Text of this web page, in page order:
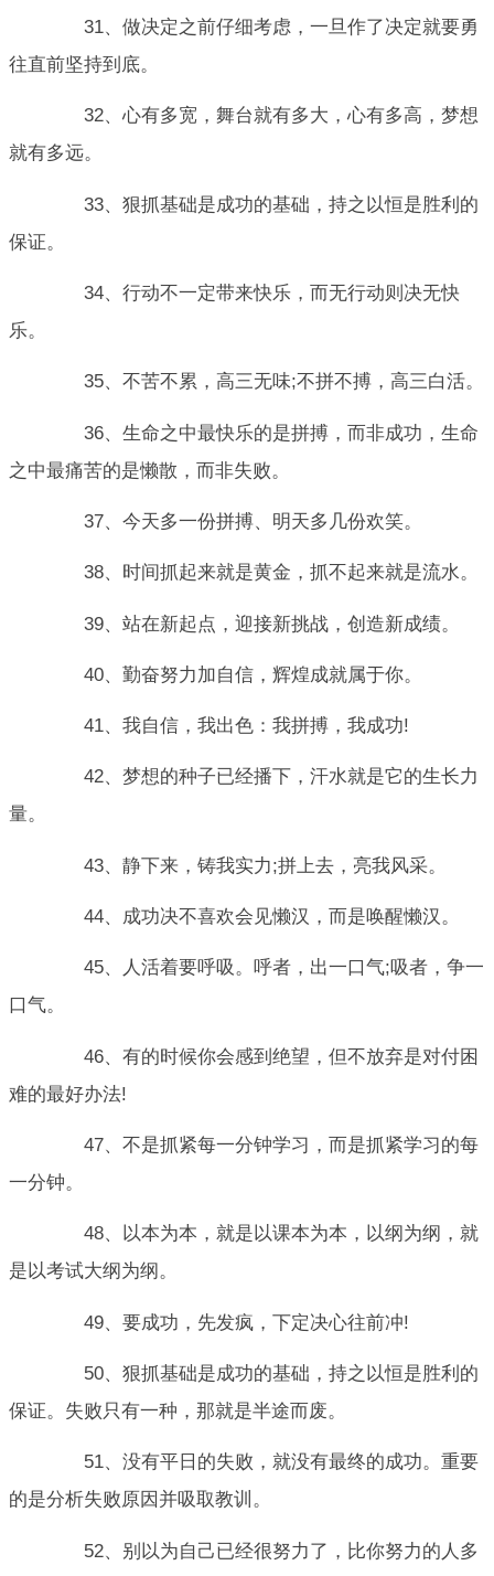
31、做决定之前仔细考虑，一旦作了决定就要勇
往直前坚持到底。
32、心有多宽，舞台就有多大，心有多高，梦想
就有多远。
33、狠抓基础是成功的基础，持之以恒是胜利的
保证。
34、行动不一定带来快乐，而无行动则决无快
乐。
35、不苦不累，高三无味;不拼不搏，高三白活。
36、生命之中最快乐的是拼搏，而非成功，生命
之中最痛苦的是懒散，而非失败。
37、今天多一份拼搏、明天多几份欢笑。
38、时间抓起来就是黄金，抓不起来就是流水。
39、站在新起点，迎接新挑战，创造新成绩。
40、勤奋努力加自信，辉煌成就属于你。
41、我自信，我出色：我拼搏，我成功!
42、梦想的种子已经播下，汗水就是它的生长力
量。
43、静下来，铸我实力;拼上去，亮我风采。
44、成功决不喜欢会见懒汉，而是唤醒懒汉。
45、人活着要呼吸。呼者，出一口气;吸者，争一
口气。
46、有的时候你会感到绝望，但不放弃是对付困
难的最好办法!
47、不是抓紧每一分钟学习，而是抓紧学习的每
一分钟。
48、以本为本，就是以课本为本，以纲为纲，就
是以考试大纲为纲。
49、要成功，先发疯，下定决心往前冲!
50、狠抓基础是成功的基础，持之以恒是胜利的
保证。失败只有一种，那就是半途而废。
51、没有平日的失败，就没有最终的成功。重要
的是分析失败原因并吸取教训。
52、别以为自己已经很努力了，比你努力的人多